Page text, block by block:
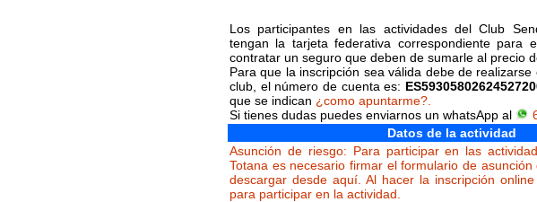
Los participantes en las actividades del Club
tengan la tarjeta federativa correspondiente para
contratar un seguro que deben de sumarle al precio
Para que la inscripción sea válida debe de
club, el número de cuenta es:
que se indican ¿como apuntarme?.
Si tienes dudas puedes enviarnos un whatsApp al
Datos de la actividad
Asunción de riesgo: Para participar en las
Totana es necesario firmar el formulario de
descargar desde aquí. Al hacer la inscripción
para participar en la actividad.